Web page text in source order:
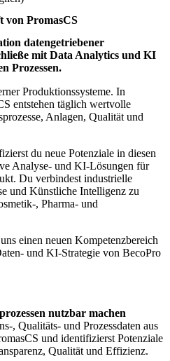
von PromasCS
datengetriebener
mit Data Analytics und KI
Prozessen.
Produktionssysteme. In
entstehen täglich wertvolle
Anlagen, Qualität und
du neue Potenziale in diesen
Analyse- und KI-Lösungen für
Du verbindest industrielle
und Künstliche Intelligenz zu
, Pharma- und
einen neuen Kompetenzbereich
und KI-Strategie von BecoPro
nutzbar machen
, Qualitäts- und Prozessdaten aus
und identifizierst Potenziale
Qualität und Effizienz.